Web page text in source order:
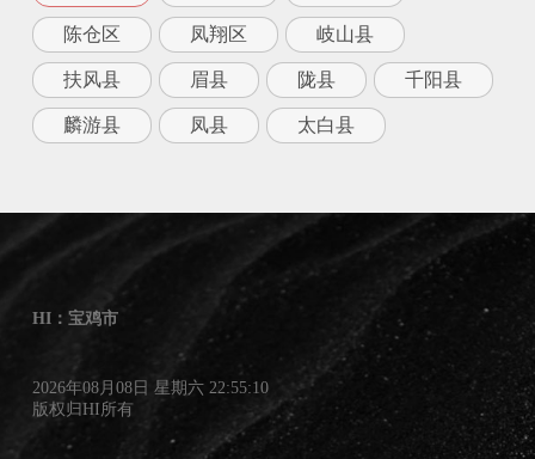
陈仓区 凤翔区 岐山县
扶风县 眉县 陇县 千阳县
麟游县 凤县 太白县
HI：宝鸡市
2026年08月08日 星期六 22:55:10
版权归HI所有